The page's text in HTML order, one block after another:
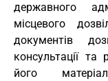
державного
місцевого
документів
консультації та
його